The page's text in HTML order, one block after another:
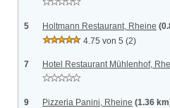
5 Holtmann Restaurant, Rheine
4.75 von 5 (2)
7 Hotel Restaurant Mühlenhof,
9 Pizzeria Panini, Rheine (1.36